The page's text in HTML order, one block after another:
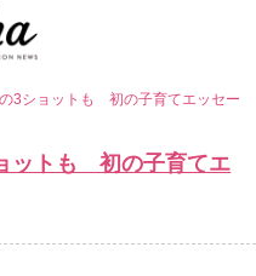
3ショットも 初の子育てエッセー
ットも 初の子育てエ